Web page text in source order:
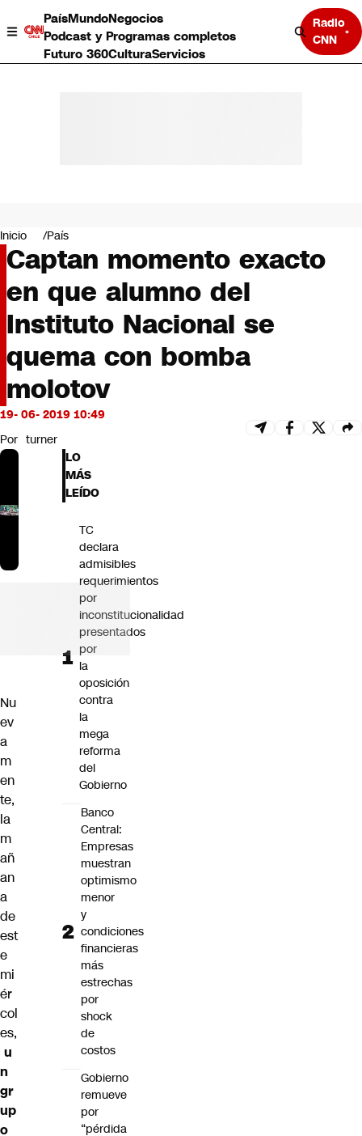
PaísMundoNegocios
Podcast y Programas completos
Futuro 360CulturaServicios
Radio
CNN
Negocios
Deportes
Programas completos
Cultura
Servicios
Bits
CNN tiempo
Futuro 360
Opinión
Inicio País
Captan momento exacto
en que alumno del
Instituto Nacional se
quema con bomba
molotov
19- 06- 2019 10:49
Por turner
Nu
ev
a
m
en
te,
la
m
añ
an
a
de
est
e
mi
ér
col
es,
u
n
gr
up
o
LO
MÁS
LEÍDO
TC
declara
admisibles
requerimientos
por
inconstitucionalidad
presentados
por
la
oposición
contra
la
mega
reforma
del
Gobierno
Banco
Central:
Empresas
muestran
optimismo
menor
y
condiciones
financieras
más
estrechas
por
shock
de
costos
Gobierno
remueve
por
“pérdida